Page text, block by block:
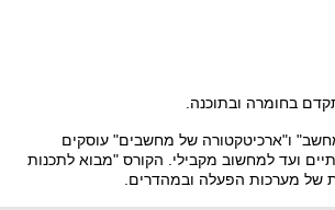
בחומרה ובתוכנה.
ו"ארכיטקטורה של מחשבים" עוסקים
ועד למחשוב מקבילי. הקורס "מבוא לתכנות
של מערכות הפעלה ובמהדרים.